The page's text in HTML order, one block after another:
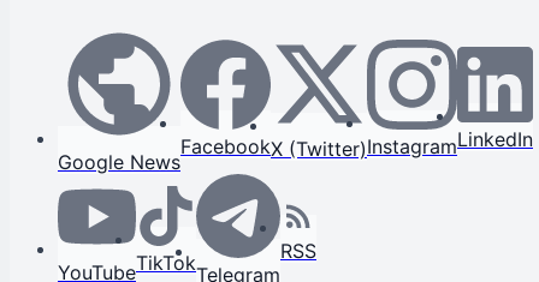
Google News
FacebookX (Twitter)InstagramLinkedIn
YouTubeTikTokTelegram
RSS